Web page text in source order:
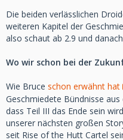
Die beiden verlässlichen
weiteren Kapitel der
also schaut ab 2.9 und
Wo wir schon bei der
Wie Bruce schon erwähnt hat
Geschmiedete Bündnisse
dass Teil III das Ende sein
unserer nächsten großen
seit Rise of the Hutt Cartel